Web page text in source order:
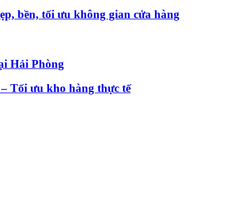
bền, tối ưu không gian cửa hàng
Hải Phòng
Tối ưu kho hàng thực tế